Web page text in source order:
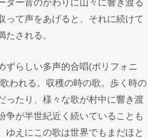
って声をあげると、それに続けて
される。
ずらしい多声的合唱(ポリフォニ
われる。収穫の時の歌。歩く時の
ったり、様々な歌が村中に響き渡
争が半世紀近く続いていることも
ゆえにこの歌は世界でもまだほと